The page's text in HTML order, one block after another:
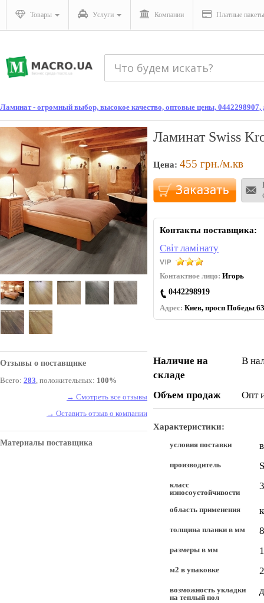
Товары Услуги Компании Платные пакеты
Ламинат - огромный выбор, высокое качество, оптовые цены,
Отзывы о поставщике
Всего: 283, положительных: 100%
→ Смотреть все отзывы
→ Оставить отзыв о компании
Материалы поставщика
Ламинат Swiss
Цена: 455 грн./м.кв
Контакты поставщика:
Світ ламінату
Контактное лицо: Игорь
0442298919
Адрес: Киев, просп Победы
Наличие на
складе
В
Объем продаж Опт
Характеристики:
условия поставки
производитель
класс
износоустойчивости
область применения
толщина планки в мм 8
размеры в мм
м2 в упаковке
возможность укладки
на теплый пол